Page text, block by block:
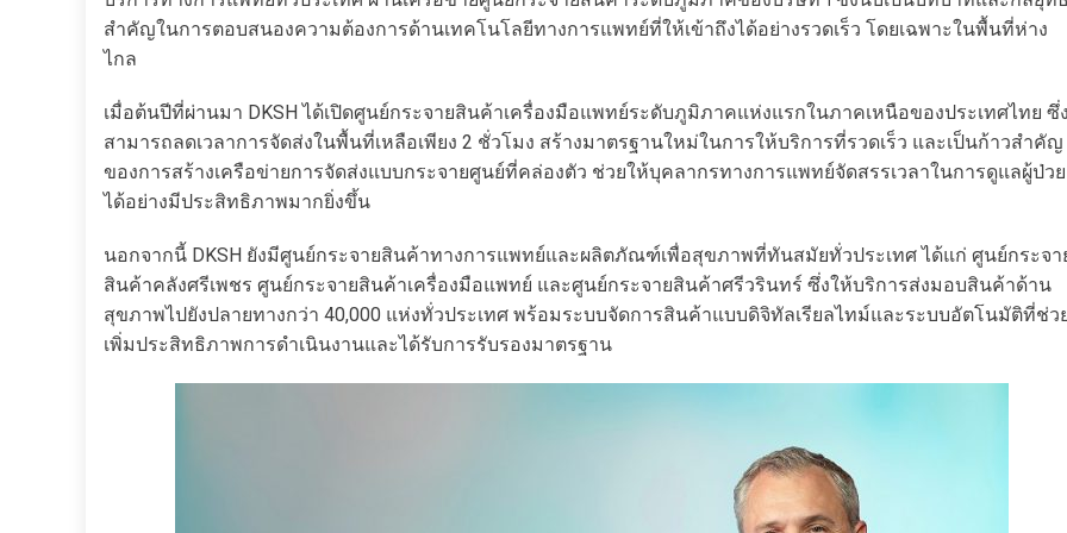
สำคัญในการตอบสนองความต้องการด้านเทคโนโลยีทางการแพทย์ที่ให้เข้าถึงได้อย่างรวดเร็ว โดยเฉพาะในพื้นที่ห่าง
ไกล
เมื่อต้นปีที่ผ่านมา DKSH ได้เปิดศูนย์กระจายสินค้าเครื่องมือแพทย์ระดับภูมิภาคแห่งแรกในภาคเหนือของประเทศไทย ซึ่ง
สามารถลดเวลาการจัดส่งในพื้นที่เหลือเพียง 2 ชั่วโมง สร้างมาตรฐานใหม่ในการให้บริการที่รวดเร็ว และเป็นก้าวสำคัญ
ของการสร้างเครือข่ายการจัดส่งแบบกระจายศูนย์ที่คล่องตัว ช่วยให้บุคลากรทางการแพทย์จัดสรรเวลาในการดูแลผู้ป่วย
ได้อย่างมีประสิทธิภาพมากยิ่งขึ้น
นอกจากนี้ DKSH ยังมีศูนย์กระจายสินค้าทางการแพทย์และผลิตภัณฑ์เพื่อสุขภาพที่ทันสมัยทั่วประเทศ ได้แก่ ศูนย์กระจา
สินค้าคลังศรีเพชร ศูนย์กระจายสินค้าเครื่องมือแพทย์ และศูนย์กระจายสินค้าศรีวรินทร์ ซึ่งให้บริการส่งมอบสินค้าด้าน
สุขภาพไปยังปลายทางกว่า 40,000 แห่งทั่วประเทศ พร้อมระบบจัดการสินค้าแบบดิจิทัลเรียลไทม์และระบบอัตโนมัติที่ช่ว
เพิ่มประสิทธิภาพการดำเนินงานและได้รับการรับรองมาตรฐาน